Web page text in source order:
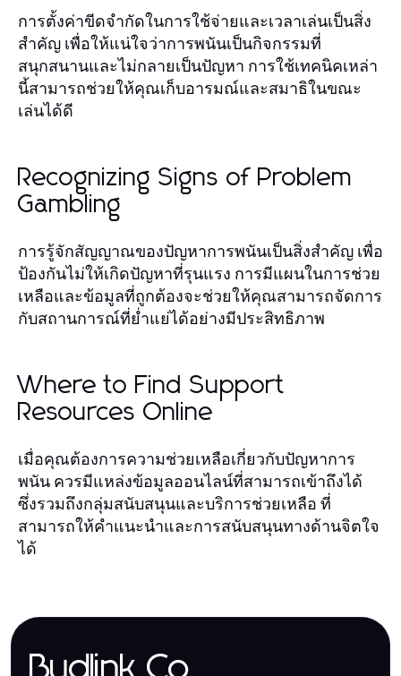
การตั้งค่าขีดจำกัดในการใช้จ่ายและเวลาเล่นเป็นสิ่ง
สำคัญ เพื่อให้แน่ใจว่าการพนันเป็นกิจกรรมที่
สนุกสนานและไม่กลายเป็นปัญหา การใช้เทคนิคเหล่า
นี้สามารถช่วยให้คุณเก็บอารมณ์และสมาธิในขณะ
เล่นได้ดี
Recognizing Signs of Problem
Gambling
การรู้จักสัญญาณของปัญหาการพนันเป็นสิ่งสำคัญ เพื่อ
ป้องกันไม่ให้เกิดปัญหาที่รุนแรง การมีแผนในการช่วย
เหลือและข้อมูลที่ถูกต้องจะช่วยให้คุณสามารถจัดการ
กับสถานการณ์ที่ย่ำแย่ได้อย่างมีประสิทธิภาพ
Where to Find Support
Resources Online
เมื่อคุณต้องการความช่วยเหลือเกี่ยวกับปัญหาการ
พนัน ควรมีแหล่งข้อมูลออนไลน์ที่สามารถเข้าถึงได้
ซึ่งรวมถึงกลุ่มสนับสนุนและบริการช่วยเหลือ ที่
สามารถให้คำแนะนำและการสนับสนุนทางด้านจิตใจ
ได้